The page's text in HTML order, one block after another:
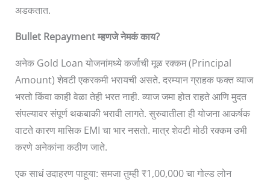
अडकतात.
Bullet Repayment म्हणजे नेमकं काय?
अनेक Gold Loan योजनांमध्ये कर्जाची मूळ रक्कम (Principal
Amount) शेवटी एकरकमी भरायची असते. दरम्यान ग्राहक फक्त व्याज
भरतो किंवा काही वेळा तेही भरत नाही. व्याज जमा होत राहते आणि मुदत
संपल्यावर संपूर्ण थकबाकी भरावी लागते. सुरुवातीला ही योजना आकर्षक
वाटते कारण मासिक EMI चा भार नसतो. मात्र शेवटी मोठी रक्कम उभी
करणे अनेकांना कठीण जाते.
एक साधं उदाहरण पाहूया: समजा तुम्ही ₹1,00,000 चा गोल्ड लोन